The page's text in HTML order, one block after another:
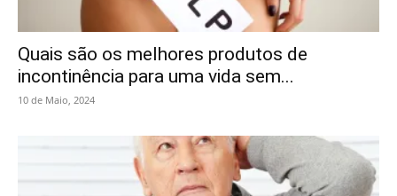
Quais são os melhores produtos de
incontinência para uma vida sem...
10 de Maio, 2024